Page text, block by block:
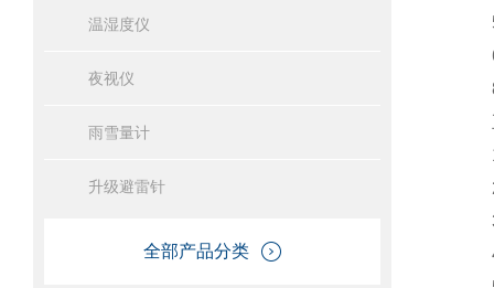
温湿度仪
夜视仪
雨雪量计
升级避雷针
全部产品分类
5
6
8
五
1
2
3
4